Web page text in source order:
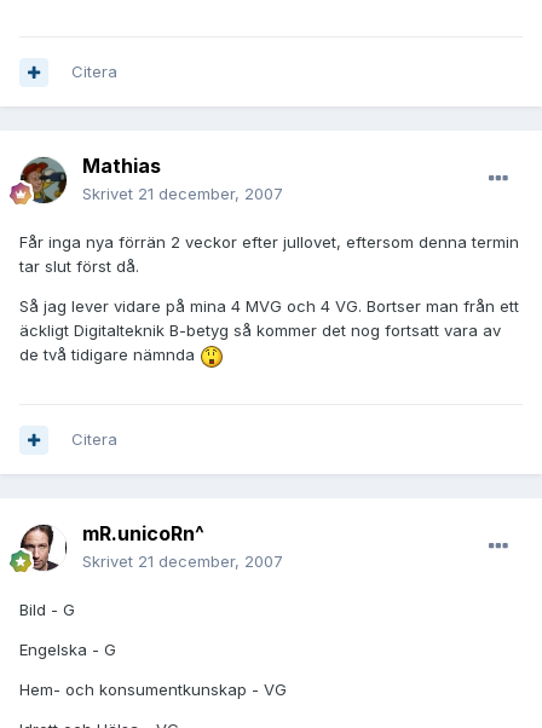
Citera
Mathias
Skrivet 21 december, 2007
Får inga nya förrän 2 veckor efter jullovet, eftersom denna termin
tar slut först då.
Så jag lever vidare på mina 4 MVG och 4 VG. Bortser man från ett
äckligt Digitalteknik B-betyg så kommer det nog fortsatt vara av
de två tidigare nämnda
Citera
mR.unicoRn^
Skrivet 21 december, 2007
Bild - G
Engelska - G
Hem- och konsumentkunskap - VG